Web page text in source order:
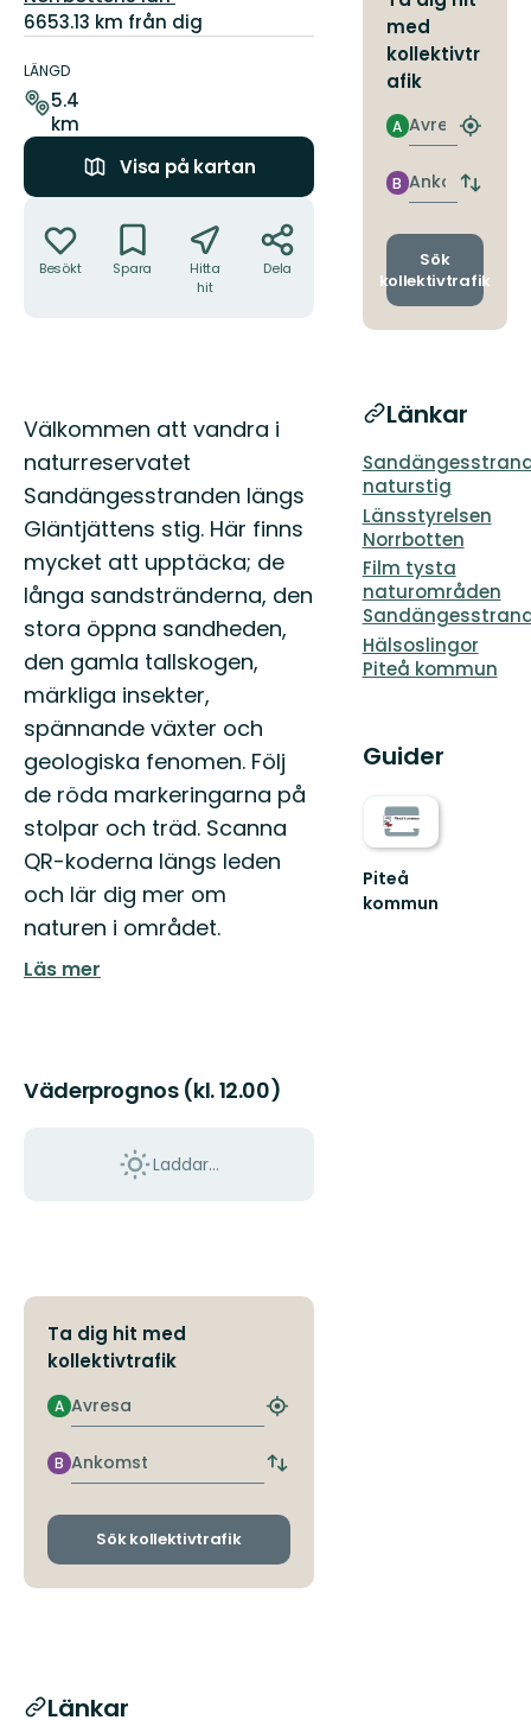
6653.13 km från dig
om
leden
LÄNGD
5.4
km
Visa på kartan
Besökt Spara
Hitta
hit
Dela
Beskrivning
Välkommen att vandra i
naturreservatet
Sandängesstranden längs
Gläntjättens stig. Här finns
mycket att upptäcka; de
långa sandstränderna, den
stora öppna sandheden,
den gamla tallskogen,
märkliga insekter,
spännande växter och
geologiska fenomen. Följ
de röda markeringarna på
stolpar och träd. Scanna
QR-koderna längs leden
och lär dig mer om
naturen i området.
Läs mer
Väderprognos (kl. 12.00)
Laddar...
Ta dig hit med
kollektivtrafik
Avresa
A
Hitta
hållplats
Ankomst
B
Byt
och
Sök kollektivtrafik
Länkar
med
kollektivtr
afik
Avresa
A
Hitta
Ankomst
B
Byt
och
Sök
kollektivtrafik
Länkar
naturstig
Länsstyrelsen
Norrbotten
Film tysta
naturområden
Hälsoslingor
Piteå kommun
Guider
Piteå
kommun